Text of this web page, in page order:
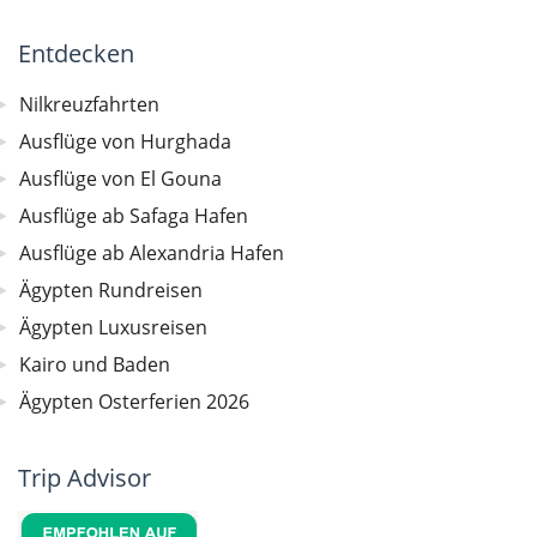
Entdecken
Nilkreuzfahrten
Ausflüge von Hurghada
Ausflüge von El Gouna
Ausflüge ab Safaga Hafen
Ausflüge ab Alexandria Hafen
Ägypten Rundreisen
Ägypten Luxusreisen
Kairo und Baden
Ägypten Osterferien 2026
Trip Advisor